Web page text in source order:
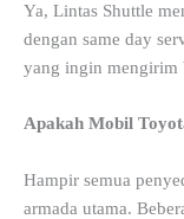
Ya, Lintas Shuttle
dengan same day
yang ingin mengirim
Apakah Mobil
Hampir semua
armada utama.